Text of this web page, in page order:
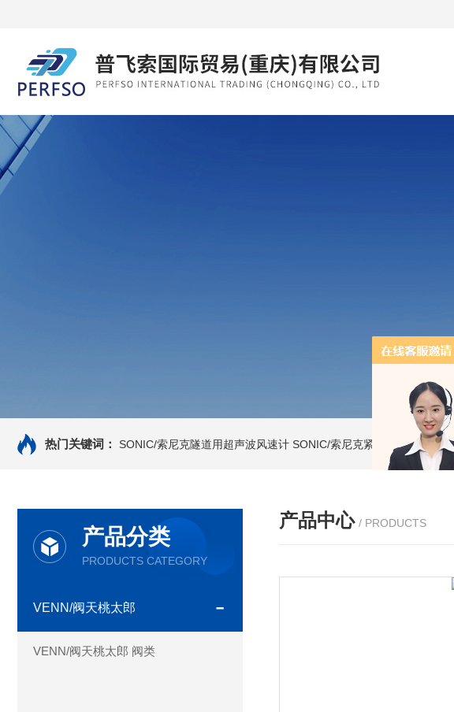
热门关键词： SONIC/索尼克隧道用超声波风速计 SONIC/索尼克紧凑型液体流量计
产品分类
PRODUCTS CATEGORY
VENN/阀天桃太郎
VENN/阀天桃太郎 阀类
产品中心 / PRODUCTS